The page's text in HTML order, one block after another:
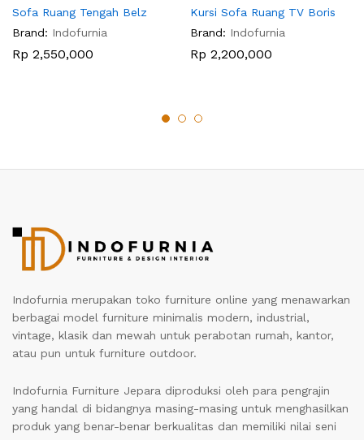
Sofa Ruang Tengah Belz
Brand: Indofurnia
Rp 2,550,000
Kursi Sofa Ruang TV Boris
Brand: Indofurnia
Rp 2,200,000
Indofurnia merupakan toko furniture online yang menawarkan
berbagai model furniture minimalis modern, industrial,
vintage, klasik dan mewah untuk perabotan rumah, kantor,
atau pun untuk furniture outdoor.
Indofurnia Furniture Jepara diproduksi oleh para pengrajin
yang handal di bidangnya masing-masing untuk menghasilkan
produk yang benar-benar berkualitas dan memiliki nilai seni